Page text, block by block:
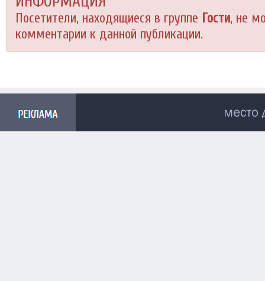
Посетители, находящиеся в группе Гости, не
комментарии к данной публикации.